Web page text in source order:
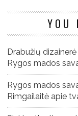
YOU
Drabužių
Rygos mados
Rygos mados
Rimgailaitė apie